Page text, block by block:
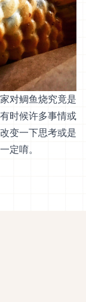
对鲷鱼烧究竟是
时候许多事情或
变一下思考或是
定唷。